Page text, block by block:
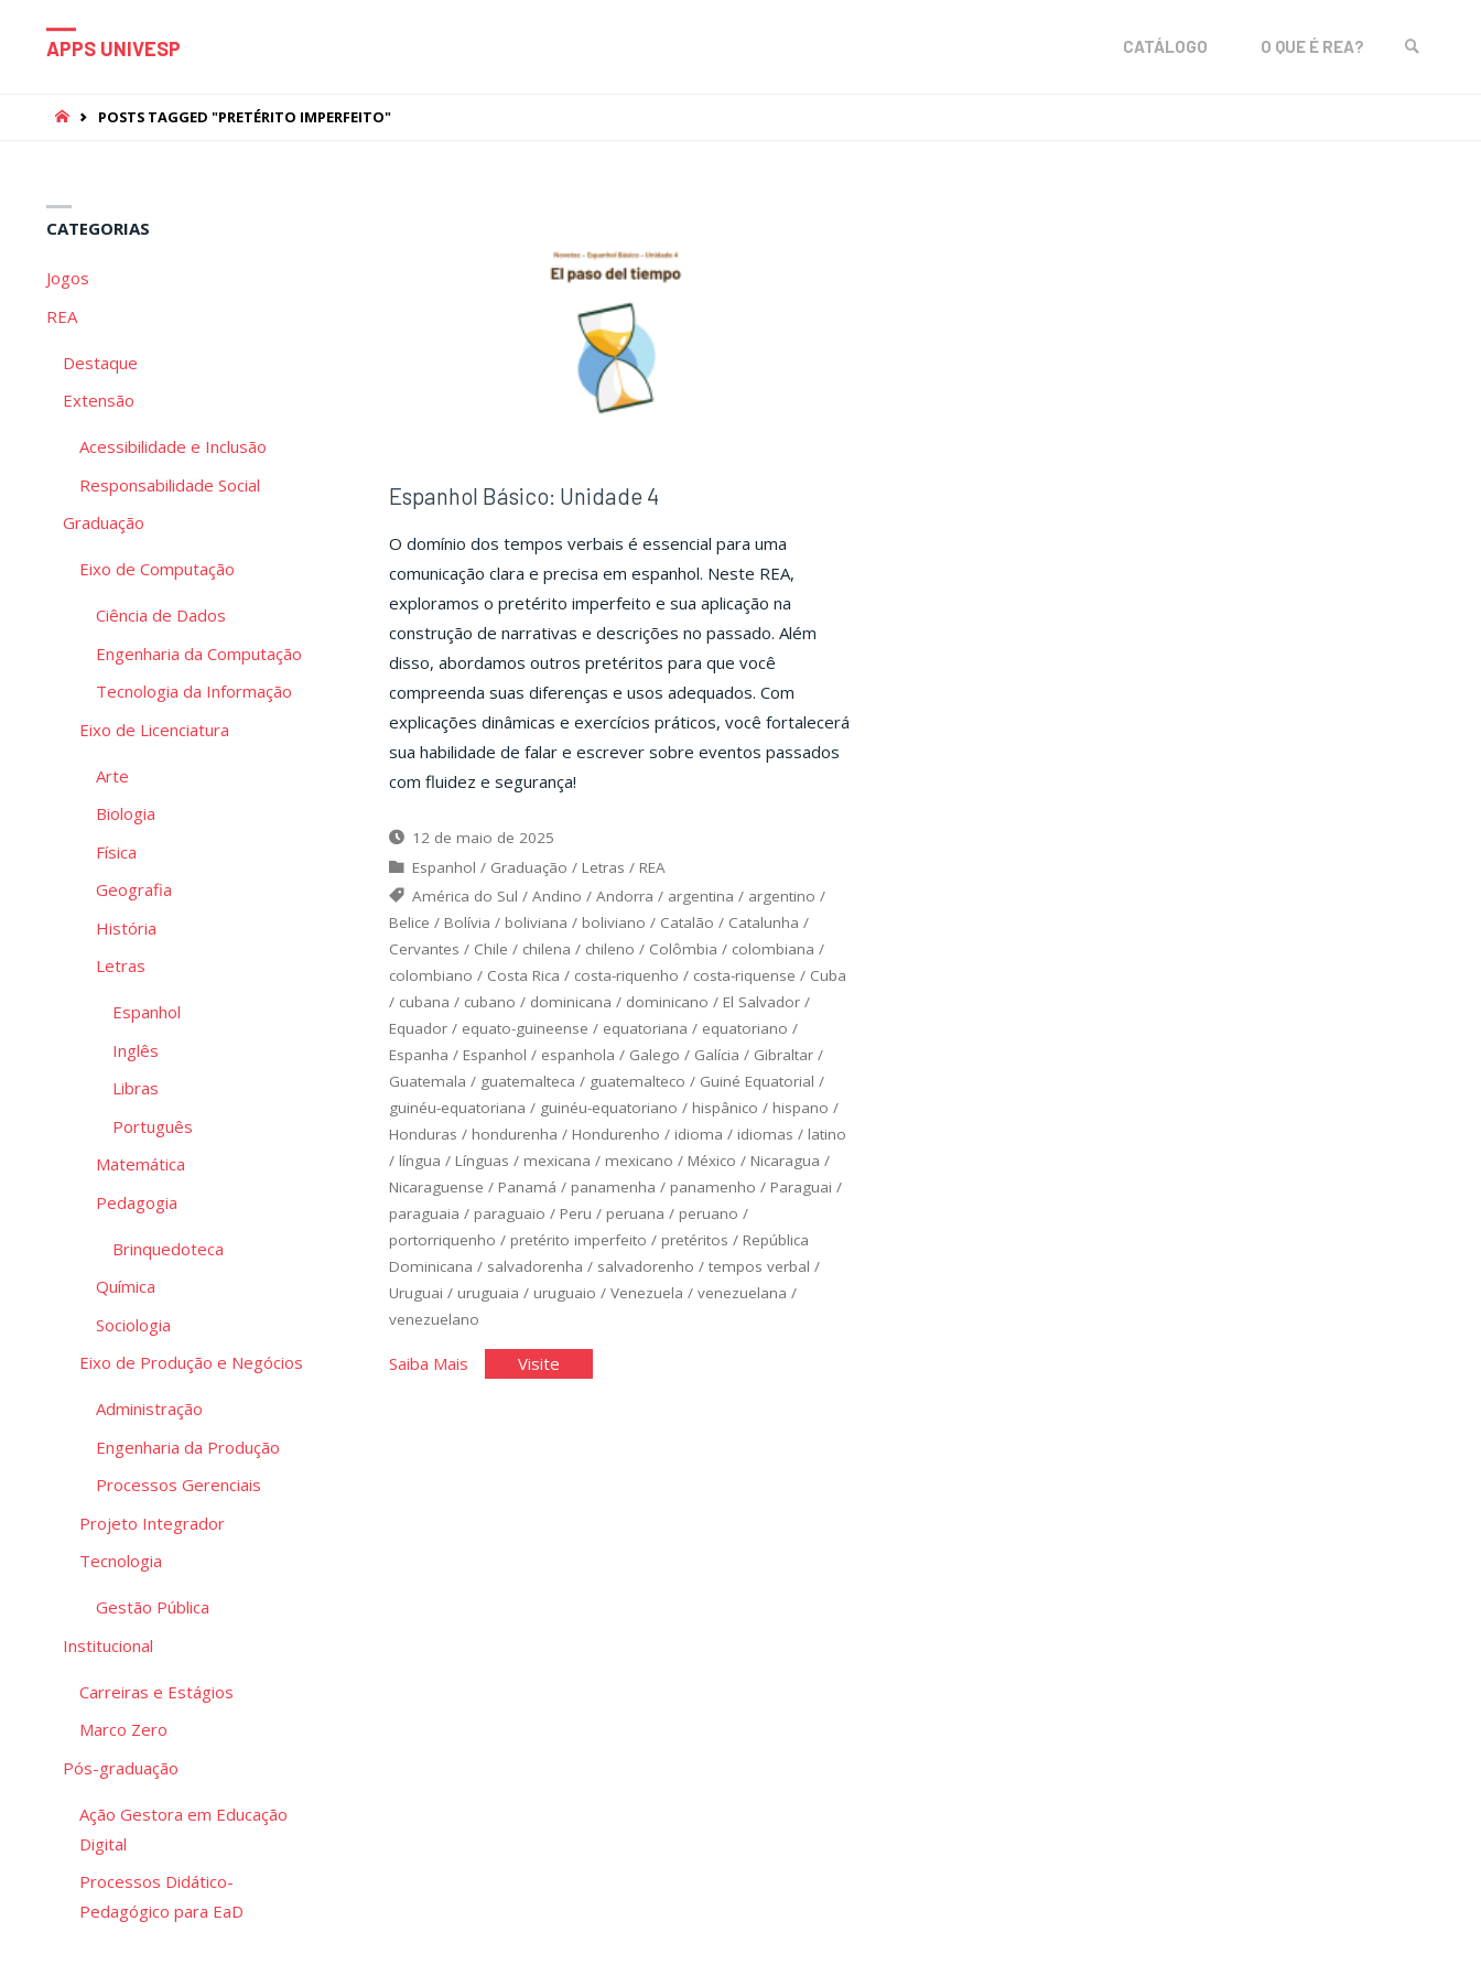
APPS UNIVESP CATÁLOGO O QUE É REA?
HOMEPOSTS TAGGED "PRETÉRITO IMPERFEITO"
Espanhol Básico: Unidade 4
O domínio dos tempos verbais é essencial para uma
comunicação clara e precisa em espanhol. Neste REA,
exploramos o pretérito imperfeito e sua aplicação na
construção de narrativas e descrições no passado. Além
disso, abordamos outros pretéritos para que você
compreenda suas diferenças e usos adequados. Com
explicações dinâmicas e exercícios práticos, você fortalecerá
sua habilidade de falar e escrever sobre eventos passados
com fluidez e segurança!
12 de maio de 2025
Espanhol / Graduação / Letras / REA
América do Sul /Andino /Andorra / argentina / argentino /
Belice / Bolívia / boliviana / boliviano / Catalão / Catalunha /
Cervantes / Chile / chilena / chileno / Colômbia / colombiana /
colombiano / Costa Rica / costa-riquenho / costa-riquense / Cuba
/ cubana / cubano / dominicana / dominicano / El Salvador/
Equador/ equato-guineense / equatoriana / equatoriano /
Espanha / Espanhol / espanhola / Galego / Galícia / Gibraltar/
Guatemala / guatemalteca / guatemalteco / Guiné Equatorial /
guinéu-equatoriana / guinéu-equatoriano / hispânico / hispano /
Honduras / hondurenha / Hondurenho / idioma / idiomas / latino
/ língua / Línguas / mexicana / mexicano / México / Nicaragua /
Nicaraguense / Panamá / panamenha / panamenho / Paraguai /
paraguaia / paraguaio / Peru / peruana / peruano /
portorriquenho / pretérito imperfeito / pretéritos / República
Dominicana / salvadorenha / salvadorenho / tempos verbal /
Uruguai / uruguaia / uruguaio / Venezuela / venezuelana /
venezuelano
Saiba Mais"Espanhol
Visite"Espanhol
CATEGORIAS
Jogos
REA
Destaque
Extensão
Acessibilidade e Inclusão
Responsabilidade Social
Graduação
Eixo de Computação
Ciência de Dados
Engenharia da Computação
Tecnologia da Informação
Eixo de Licenciatura
Arte
Biologia
Física
Geografia
História
Letras
Espanhol
Inglês
Libras
Português
Matemática
Pedagogia
Brinquedoteca
Química
Sociologia
Eixo de Produção e Negócios
Administração
Engenharia da Produção
Processos Gerenciais
Projeto Integrador
Tecnologia
Gestão Pública
Institucional
Carreiras e Estágios
Marco Zero
Pós-graduação
Ação Gestora em Educação
Digital
Processos Didático-
Pedagógico para EaD